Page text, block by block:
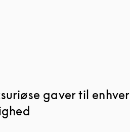
gaver til enhver